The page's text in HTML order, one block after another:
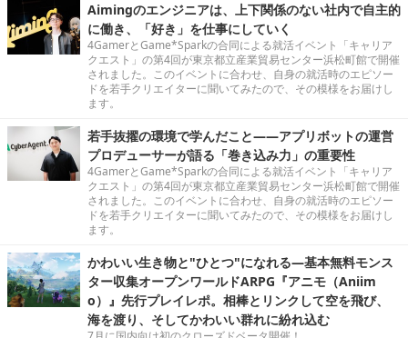
Aimingのエンジニアは、上下関係のない社内で自主的
に働き、「好き」を仕事にしていく
4GamerとGame*Sparkの合同による就活イベント「キャリア
クエスト」の第4回が東京都立産業貿易センター浜松町館で開催
されました。このイベントに合わせ、自身の就活時のエピソー
ドを若手クリエイターに聞いてみたので、その模様をお届けし
ます。
若手抜擢の環境で学んだこと――アプリボットの運営
プロデューサーが語る「巻き込み力」の重要性
4GamerとGame*Sparkの合同による就活イベント「キャリア
クエスト」の第4回が東京都立産業貿易センター浜松町館で開催
されました。このイベントに合わせ、自身の就活時のエピソー
ドを若手クリエイターに聞いてみたので、その模様をお届けし
ます。
かわいい生き物と"ひとつ"になれる―基本無料モンス
ター収集オープンワールドARPG『アニモ（Aniim
o）』先行プレイレポ。相棒とリンクして空を飛び、
海を渡り、そしてかわいい群れに紛れ込む